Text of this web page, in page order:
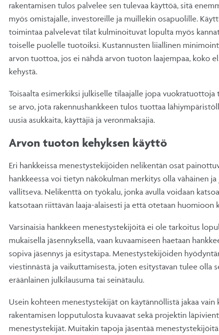
rakentamisen tulos palvelee sen tulevaa käyttöä, sitä
myös omistajalle, investoreille ja muillekin osapuolille.
toimintaa palvelevat tilat kulminoituvat lopulta myös
toiselle puolelle tuotoiksi. Kustannusten liiallinen
arvon tuottoa, jos ei nähdä arvon tuoton laajempaa, koko
kehystä.
Toisaalta esimerkiksi julkiselle tilaajalle jopa vuokratuottoja
se arvo, jota rakennushankkeen tulos tuottaa
uusia asukkaita, käyttäjiä ja veronmaksajia.
Arvon tuoton kehyksen käyttö
Eri hankkeissa menestystekijöiden nelikentän osat
hankkeessa voi tietyn näkökulman merkitys olla vähäinen
vallitseva. Nelikenttä on työkalu, jonka avulla voidaan
katsotaan riittävän laaja-alaisesti ja että otetaan huomioon
Varsinaisia hankkeen menestystekijöitä ei ole tarkoitus
mukaisella jäsennyksellä, vaan kuvaamiseen haetaan
sopiva jäsennys ja esitystapa. Menestystekijöiden
viestinnästä ja vaikuttamisesta, joten esitystavan tulee olla
eräänlainen julkilausuma tai seinätaulu.
Usein kohteen menestystekijät on käytännöllistä jakaa vain
rakentamisen lopputulosta kuvaavat sekä projektin
menestystekijät. Muitakin tapoja jäsentää